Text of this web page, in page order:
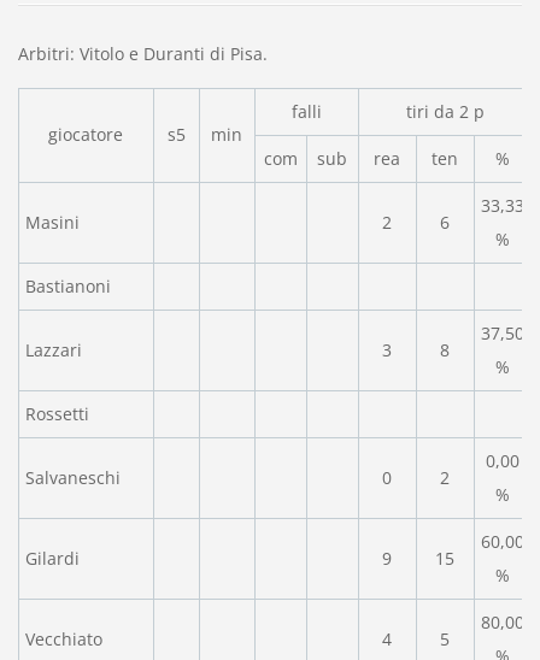
Arbitri: Vitolo e Duranti di Pisa.
giocatore s5 min
falli tiri da 2 p
com sub rea ten %
Masini 2 6
33,33
%
Bastianoni
Lazzari 3 8
37,50
%
Rossetti
Salvaneschi 0 2
0,00
%
Gilardi 9 15
60,00
%
Vecchiato 4 5
80,00
%